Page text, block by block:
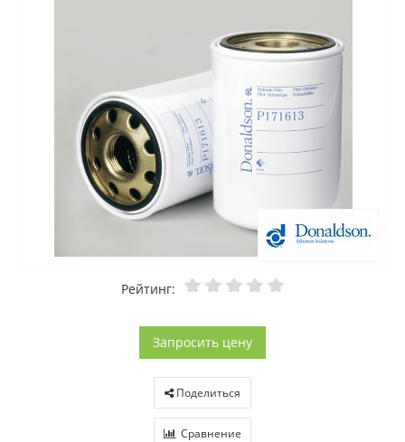
Рейтинг:
Запросить цену
Поделиться
Сравнение